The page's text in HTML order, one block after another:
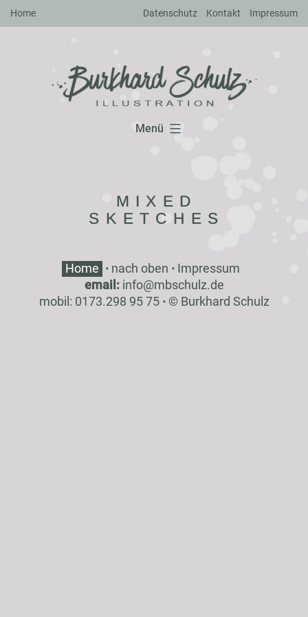
Zum
Home Datenschutz Kontakt Impressum
Menü
MIXED
SKETCHES
Home · nach oben · Impressum
email: info@mbschulz.de
mobil: 0173.298 95 75 · © Burkhard Schulz